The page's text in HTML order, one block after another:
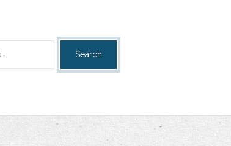
Search